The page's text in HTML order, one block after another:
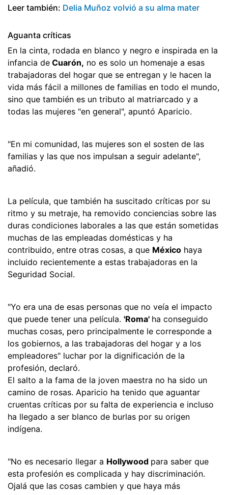
Leer también: Delia Muñoz volvió a su alma mater
Aguanta críticas
En la cinta, rodada en blanco y negro e inspirada en la
infancia de Cuarón, no es solo un homenaje a esas
trabajadoras del hogar que se entregan y le hacen la
vida más fácil a millones de familias en todo el mundo,
sino que también es un tributo al matriarcado y a
todas las mujeres "en general", apuntó Aparicio.
"En mi comunidad, las mujeres son el sosten de las
familias y las que nos impulsan a seguir adelante",
añadió.
La película, que también ha suscitado críticas por su
ritmo y su metraje, ha removido conciencias sobre las
duras condiciones laborales a las que están sometidas
muchas de las empleadas domésticas y ha
contribuido, entre otras cosas, a que México haya
incluido recientemente a estas trabajadoras en la
Seguridad Social.
"Yo era una de esas personas que no veía el impacto
que puede tener una película. 'Roma' ha conseguido
muchas cosas, pero principalmente le corresponde a
los gobiernos, a las trabajadoras del hogar y a los
empleadores" luchar por la dignificación de la
profesión, declaró.
El salto a la fama de la joven maestra no ha sido un
camino de rosas. Aparicio ha tenido que aguantar
cruentas críticas por su falta de experiencia e incluso
ha llegado a ser blanco de burlas por su origen
indígena.
"No es necesario llegar a Hollywood para saber que
esta profesión es complicada y hay discriminación.
Ojalá que las cosas cambien y que haya más